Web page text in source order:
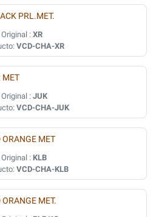
PRL.MET.
: XR
VCD-CHA-XR
MET
: JUK
VCD-CHA-JUK
ORANGE MET
: KLB
VCD-CHA-KLB
MET.